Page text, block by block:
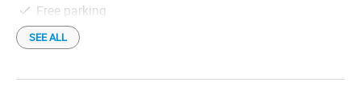
Free parking
Free Wi-Fi
Hair drier
Housekeeping
SEE ALL